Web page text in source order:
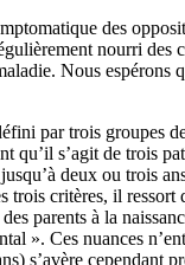
des
nourri des
Nous espérons
par trois groupes
qu’il s’agit de trois
deux ou trois
critères, il ressort
parents à la
». Ces nuances
s’avère